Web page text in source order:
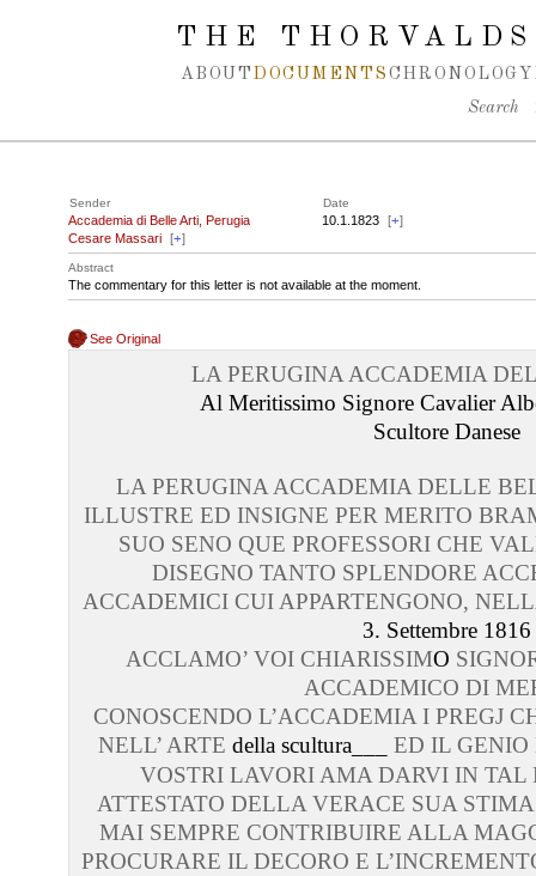
Spring navigation over
THE
ABOUT DOCUMENTS CHRONOLOGY
Search
Sender Date
Accademia di Belle Arti, Perugia
Cesare Massari
[+]
10.1.1823 [+]
Abstract
The commentary for this letter is not available at the moment.
See Original
LA PERUGINA ACCADEMIA
Al Meritissimo Signore Cavalier
Scultore Danese
LA PERUGINA ACCADEMIA DELLE
ILLUSTRE ED INSIGNE PER MERITO
SUO SENO QUE PROFESSORI CHE
DISEGNO TANTO SPLENDORE
ACCADEMICI CUI APPARTENGONO,
3. Settembre 1816
ACCLAMO’ VOI CHIARISSIMO
ACCADEMICO DI
CONOSCENDO L’ACCADEMIA I PREGJ
NELL’ ARTE della scultura
ED IL
VOSTRI LAVORI AMA DARVI IN TAL
ATTESTATO DELLA VERACE SUA
MAI SEMPRE CONTRIBUIRE ALLA
PROCURARE IL DECORO E